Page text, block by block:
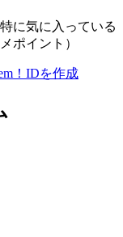
に気に入っている
ポイント）
！IDを作成